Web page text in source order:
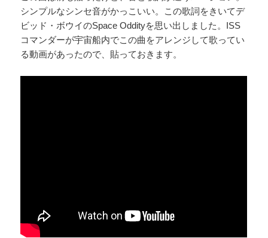
シンプルなシンセ音がかっこいい。この歌詞をきいてデ
ビッド・ボウイのSpace Oddityを思い出しました。ISS
コマンダーが宇宙船内でこの曲をアレンジして歌ってい
る動画があったので、貼っておきます。